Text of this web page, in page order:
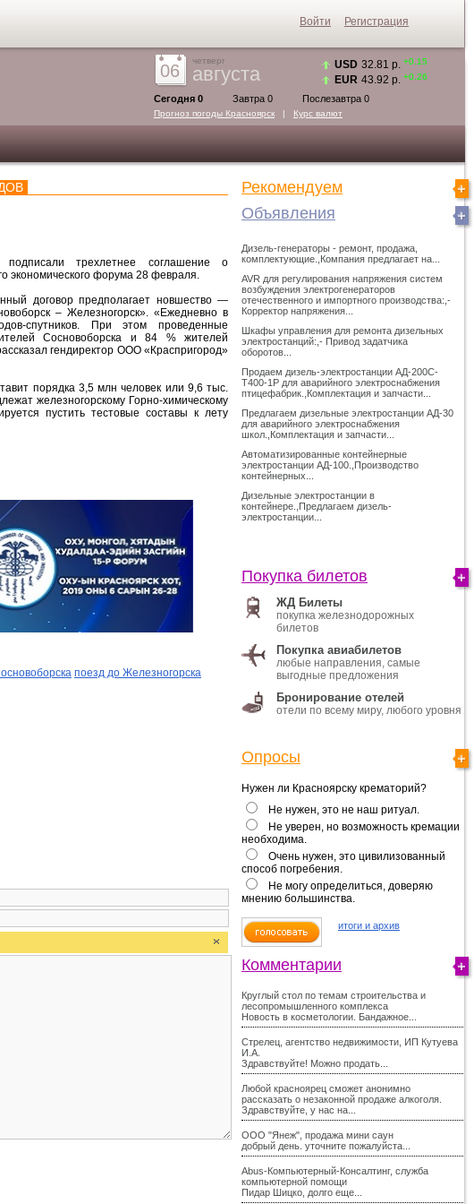
06
четверг
августа
Сегодня 0 Завтра 0 Послезавтра 0
Прогноз погоды Красноярск | Курс валют
USD 32.81 р. +0.15
EUR 43.92 р. +0.26
трехлетнее соглашение о
экономического форума 28 февраля.
договор предполагает новшество —
– Железногорск». «Ежедневно в
спутников. При этом проведенные
Сосновоборска и 84 % жителей
гендиректор ООО «Краспригород»
порядка 3,5 млн человек или 9,6 тыс.
железногорскому Горно-химическому
пустить тестовые составы к лету
поезд до Железногорска
Рекомендуем
Объявления
Дизель-генераторы - ремонт, продажа,
комплектующие.,Компания предлагает на...
AVR для регулирования напряжения систем
возбуждения электрогенераторов
отечественного и импортного производства:,-
Корректор напряжения...
Шкафы управления для ремонта дизельных
электростанций:,- Привод задатчика
оборотов...
Продаем дизель-электростанции АД-200С-
Т400-1Р для аварийного электроснабжения
птицефабрик.,Комплектация и запчасти...
Предлагаем дизельные электростанции АД-30
для аварийного электроснабжения
школ.,Комплектация и запчасти...
Автоматизированные контейнерные
электростанции АД-100.,Производство
контейнерных...
Дизельные электростанции в
контейнере.,Предлагаем дизель-
электростанции...
Покупка билетов
ЖД Билеты
покупка железнодорожных
билетов
Покупка авиабилетов
любые направления, самые
выгодные предложения
Бронирование отелей
отели по всему миру, любого уровня
Опросы
Нужен ли Красноярску крематорий?
Не нужен, это не наш ритуал.
Не уверен, но возможность кремации
необходима.
Очень нужен, это цивилизованный
способ погребения.
Не могу определиться, доверяю
мнению большинства.
итоги и архив
Комментарии
Круглый стол по темам строительства и
лесопромышленного комплекса
Новость в косметологии. Бандажное...
Стрелец, агентство недвижимости, ИП Кутуева
И.А.
Здравствуйте! Можно продать...
Любой красноярец сможет анонимно
рассказать о незаконной продаже алкоголя.
Здравствуйте, у нас на...
ООО "Янеж", продажа мини саун
добрый день. уточните пожалуйста...
Abus-Компьютерный-Консалтинг, служба
компьютерной помощи
Пидар Шицко, долго еще...
Войти Регистрация